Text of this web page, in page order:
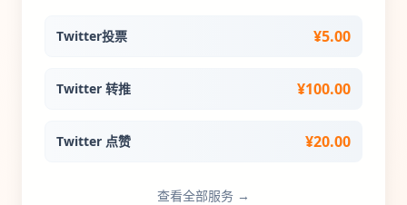
包🔥🔥🔥,Twitter 特价粉丝,Twitter直播观众 |
Twitter投票 ¥5.00
Twitter 转推 ¥100.00
Twitter 点赞 ¥20.00
查看全部服务 →